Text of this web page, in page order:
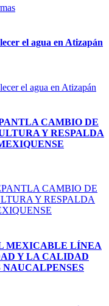
el agua en Atizapán
CAMBIO DE
Y RESPALDA
MEXICABLE LÍNEA
Y LA CALIDAD